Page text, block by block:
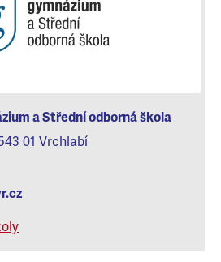
a Střední odborná škola
01 Vrchlabí